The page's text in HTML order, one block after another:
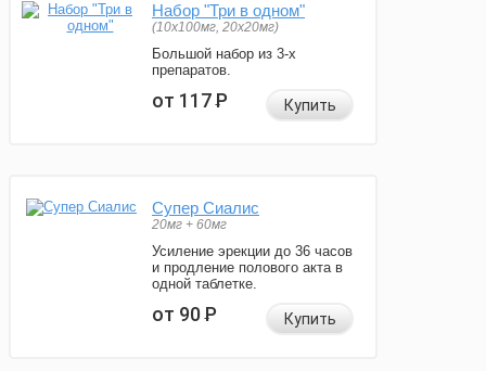
Набор "Три в одном"
(10x100мг, 20x20мг)
Большой набор из 3-х
препаратов.
от 117Р Купить
Супер Сиалис
20мг + 60мг
Усиление эрекции до 36 часов
и продление полового акта в
одной таблетке.
от 90Р Купить